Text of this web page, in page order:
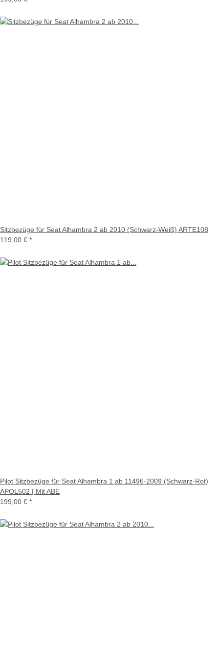
Sitzbezüge für Seat Alhambra 2 ab 2010 (Schwarz-Weiß) ARTE108
119,00 € *
Pilot Sitzbezüge für Seat Alhambra 1 ab 11496-2009 (Schwarz-Rot)
APOL502 | Mit ABE
199,00 € *